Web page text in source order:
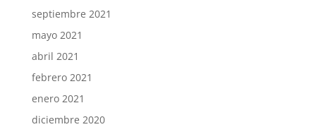
septiembre 2021
mayo 2021
abril 2021
febrero 2021
enero 2021
diciembre 2020